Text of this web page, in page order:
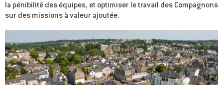
la pénibilité des équipes, et optimiser le travail des Compagnons
sur des missions à valeur ajoutée.